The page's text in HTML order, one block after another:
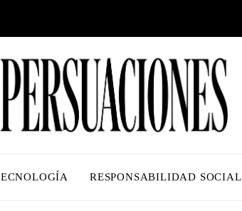
RESPONSABILIDAD SOCIAL